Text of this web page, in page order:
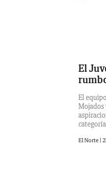
El
El
Mojados
El Norte |